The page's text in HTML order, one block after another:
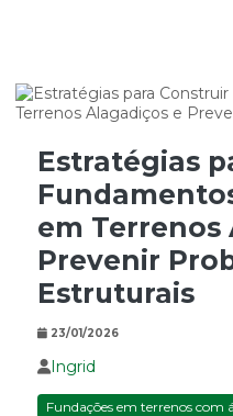
Estratégias
em Terrenos
Prevenir
Estruturais
23/01/2026
Ingrid
Fundações em terrenos com